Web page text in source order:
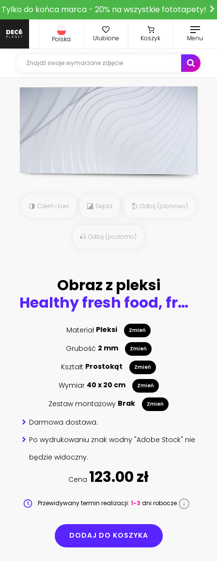
Tylko do końca marca - 20% na wszystkie fototapety!
Polska Ulubione Koszyk Menu
Czerń i biel Sepia Odbij (pionowo)
Odbij (poziomo)
Obraz z pleksi
Healthy fresh food, fruit and veggies in wooden box on farm
Materiał Pleksi Zmień
Grubość 2 mm Zmień
Kształt Prostokąt Zmień
Wymiar 40 x 20 cm Zmień
Zestaw montażowy Brak Zmień
Darmowa dostawa.
Po wydrukowaniu znak wodny "Adobe Stock" nie
będzie widoczny.
Cena 123.00 zł
Przewidywany termin realizacji: 1-3 dni robocze
DODAJ DO KOSZYKA